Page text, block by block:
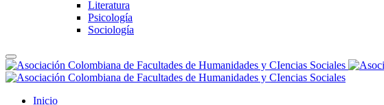
Literatura
Psicología
Sociología
Inicio